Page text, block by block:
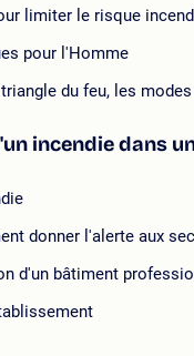
limiter le risque
pour l'Homme
du feu, les
incendie dans
donner l'alerte aux
d'un bâtiment